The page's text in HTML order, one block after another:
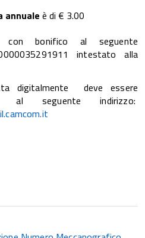
annuale è di € 3.00
bonifico al seguente
intestato alla
digitalmente deve essere
seguente indirizzo: